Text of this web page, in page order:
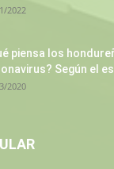
2022
piensa los
Según el
2020